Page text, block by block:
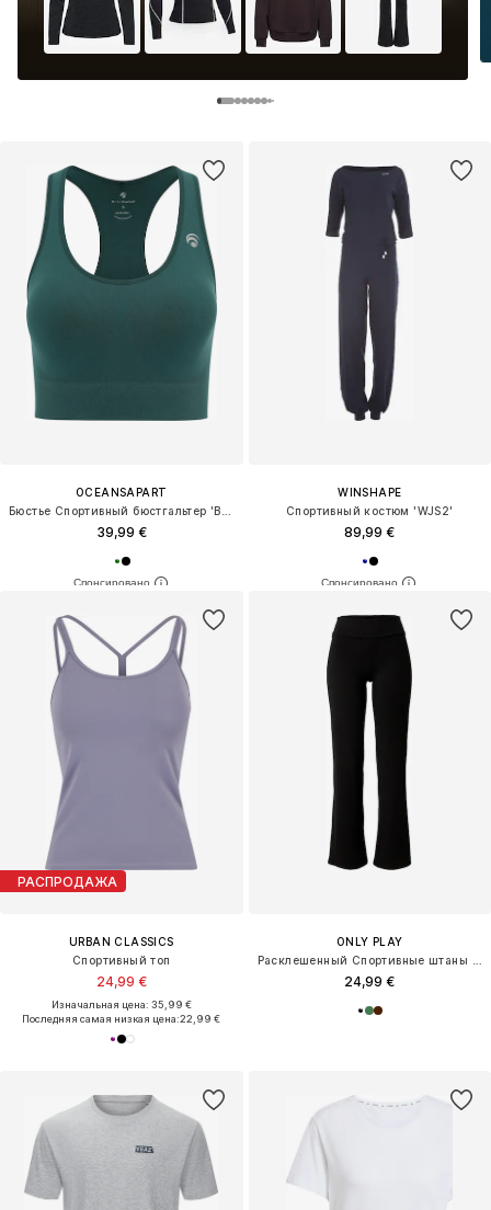
OCEANSAPART
39,99 €
WINSHAPE
Спортивный костюм 'WJS2'
89,99 €
РАСПРОДАЖА
URBAN CLASSICS
Спортивный топ
24,99 €
Изначальная цена: 35,99 €
Последняя самая низкая цена:22,99 €
ONLY PLAY
24,99 €